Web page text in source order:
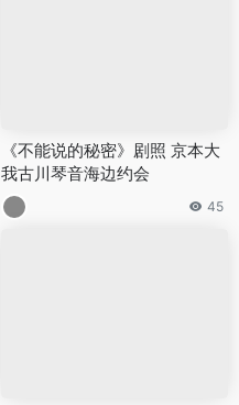
《不能说的秘密》剧照 京本大
我古川琴音海边约会
45